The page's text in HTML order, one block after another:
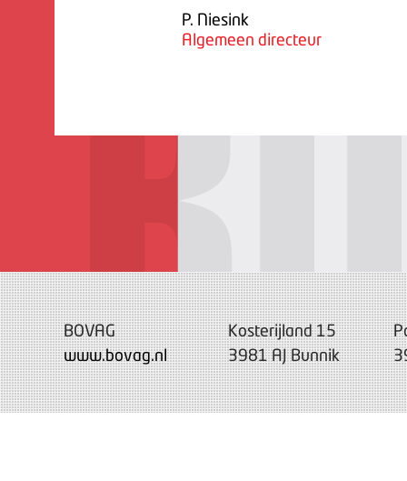
P. Niesink
Algemeen directeur
BOVAG
www.bovag.nl
Kosterijland 15
3981 AJ Bunnik